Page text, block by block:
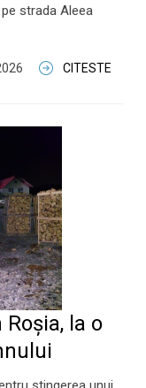
strada Aleea
CITESTE
la o